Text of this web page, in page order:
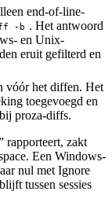
end-of-line-
-b . Het antwoord
en Unix-
eruit gefilterd en
vóór het diffen. Het
toegevoegd en
proza-diffs.
rapporteert, zakt
Een Windows-
nul met Ignore
tussen sessies